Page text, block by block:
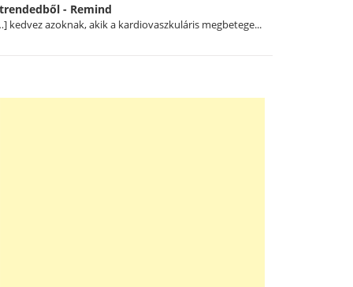
- Remind
kedvez azoknak, akik a kardiovaszkuláris megbetege...